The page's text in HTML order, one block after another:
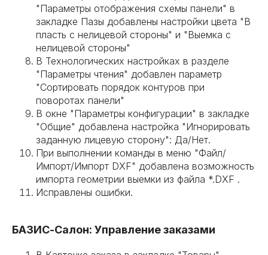
"Параметры отображения схемы панели" в
закладке Пазы добавлены настройки цвета "В
пласть с нелицевой стороны" и "Выемка с
нелицевой стороны"
В Технологических настройках в разделе
"Параметры чтения" добавлен параметр
"Сортировать порядок контуров при
поворотах панели"
В окне "Параметры конфигурации" в закладке
"Общие" добавлена настройка "Игнорировать
заданную лицевую сторону": Да/Нет.
При выполнении команды в меню "Файл/
Импорт/Импорт DXF" добавлена возможность
импорта геометрии выемки из файла *.DXF .
Исправлены ошибки.
БАЗИС-Салон: Управление заказами